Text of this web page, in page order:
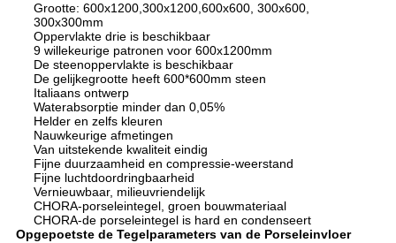
Grootte: 600x1200,300x1200,600x600, 300x600,
300x300mm
Oppervlakte drie is beschikbaar
9 willekeurige patronen voor 600x1200mm
De steenoppervlakte is beschikbaar
De gelijkegrootte heeft 600*600mm steen
Italiaans ontwerp
Waterabsorptie minder dan 0,05%
Helder en zelfs kleuren
Nauwkeurige afmetingen
Van uitstekende kwaliteit eindig
Fijne duurzaamheid en compressie-weerstand
Fijne luchtdoordringbaarheid
Vernieuwbaar, milieuvriendelijk
CHORA-porseleintegel, groen bouwmateriaal
CHORA-de porseleintegel is hard en condenseert
Opgepoetste de Tegelparameters van de Porseleinvloer